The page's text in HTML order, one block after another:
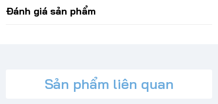
Chống rơi (6 mét).
Cạnh xung quanh thân ốp được thiết kế thân thiện khi bạn
cầm trên tay
Đánh giá sản phẩm
Sản phẩm liên quan